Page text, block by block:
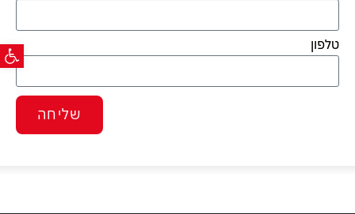
פתח טלפון
שליחה